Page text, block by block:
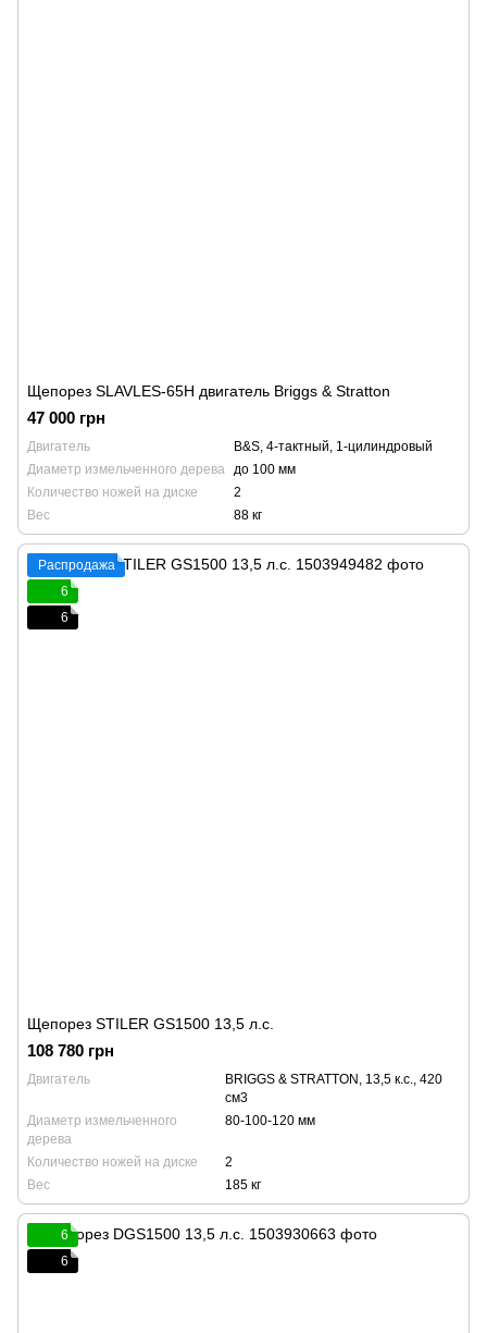
Щепорез SLAVLES-65H двигатель Briggs & Stratton
47 000 грн
Двигатель
B&S, 4-тактный, 1-цилиндровый
Диаметр измельченного дерева до 100 мм
Количество ножей на диске
2
Вес
88 кг
Распродажа
6
6
Щепорез STILER GS1500 13,5 л.с.
108 780 грн
Двигатель
BRIGGS & STRATTON, 13,5 к.с., 420
см3
Диаметр измельченного
дерева
80-100-120 мм
Количество ножей на диске
2
Вес
185 кг
6
6